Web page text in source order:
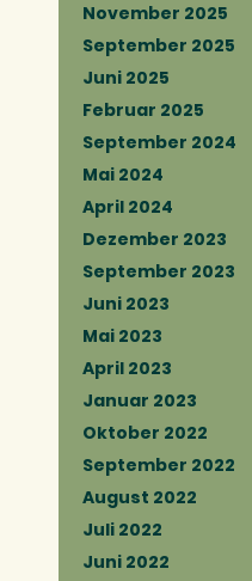
November 2025
September 2025
Juni 2025
Februar 2025
September 2024
Mai 2024
April 2024
Dezember 2023
September 2023
Juni 2023
Mai 2023
April 2023
Januar 2023
Oktober 2022
September 2022
August 2022
Juli 2022
Juni 2022